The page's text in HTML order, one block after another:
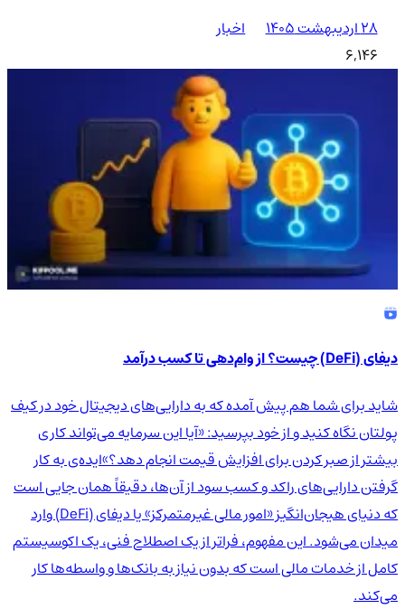
۲۸ اردیبهشت ۱۴۰۵
اخبار
6,146
دیفای (DeFi) چیست؟ از وام‌دهی تا کسب درآمد
شاید برای شما هم پیش آمده که به دارایی‌های دیجیتال خود در کیف
پولتان نگاه کنید و از خود بپرسید: «آیا این سرمایه می‌تواند کاری
بیشتر از صبر کردن برای افزایش قیمت انجام دهد؟»ایده‌ی به کار
گرفتن دارایی‌های راکد و کسب سود از آن‌ها، دقیقاً همان جایی است
که دنیای هیجان‌انگیز «امور مالی غیرمتمرکز» یا دیفای (DeFi) وارد
میدان می‌شود. این مفهوم، فراتر از یک اصطلاح فنی، یک اکوسیستم
کامل از خدمات مالی است که بدون نیاز به بانک‌ها و واسطه‌ها کار
می‌کند.